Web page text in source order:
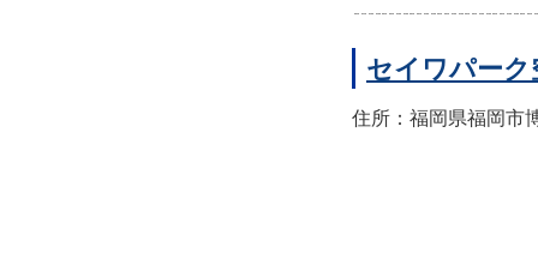
セイワパーク
住所：福岡県福岡市